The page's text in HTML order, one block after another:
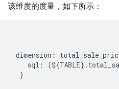
该维度的度量，如下所示：
dimension:
sql:
  }